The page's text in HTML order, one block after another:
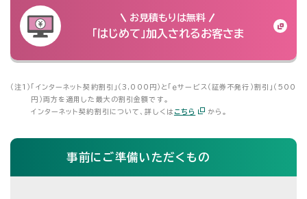
お見積もりは無料
「はじめて」加入されるお客さま
（注1） 「インターネット契約割引」（3,000円）と「ｅサービス（証券不発行）割引」（500
円）両方を適用した最大の割引金額です。
インターネット契約割引について、詳しくは こちら から。
事前にご準備いただくもの